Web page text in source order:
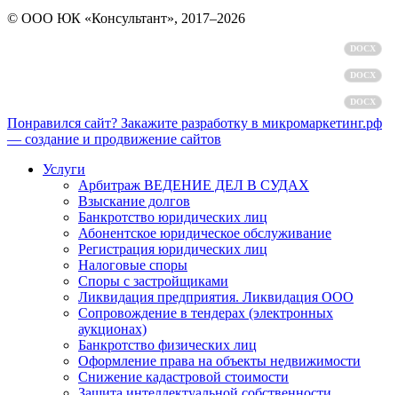
© ООО ЮК «Консультант», 2017–2026
DOCX
DOCX
DOCX
Понравился сайт? Закажите разработку в микромаркетинг.рф
— создание и продвижение сайтов
Услуги
Арбитраж ВЕДЕНИЕ ДЕЛ В СУДАХ
Взыскание долгов
Банкротство юридических лиц
Абонентское юридическое обслуживание
Регистрация юридических лиц
Налоговые споры
Споры с застройщиками
Ликвидация предприятия. Ликвидация ООО
Сопровождение в тендерах (электронных
аукционах)
Банкротство физических лиц
Оформление права на объекты недвижимости
Снижение кадастровой стоимости